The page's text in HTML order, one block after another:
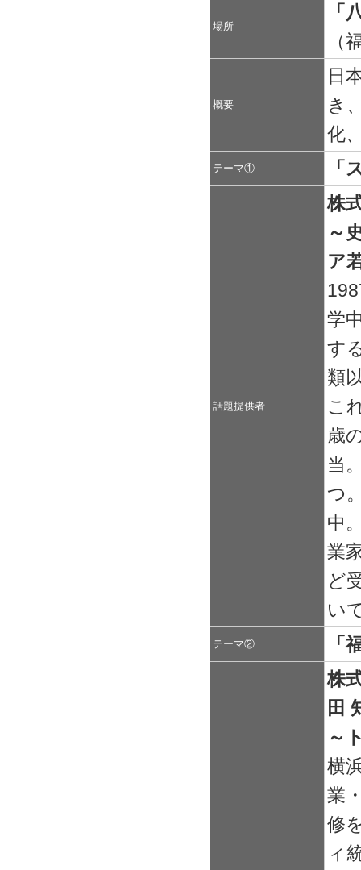
場所
「
（
概要
日
き
化
テーマ① 「
話題提供者
株
～
ア
学
す
類
こ
歳
当
つ
中
業
ど
い
テーマ② 「
株
田
～
横
業
修
ィ